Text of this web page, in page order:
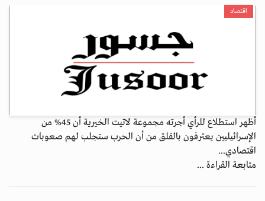
اقتصاد
أظهر استطلاع للرأي أجرته مجموعة لاتيت الخيرية أن 45% من
الإسرائيليين يعترفون بالقلق من أن الحرب ستجلب لهم صعوبات
اقتصادي...
متابعة القراءة ...